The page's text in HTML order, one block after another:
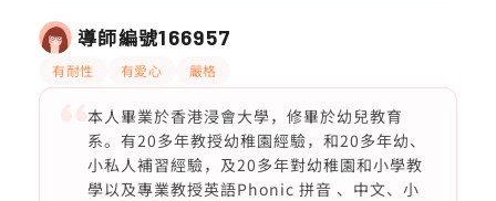
導師編號166957
有耐性 有愛心 嚴格
本人畢業於香港浸會大學，修畢於幼兒教育
系。有20多年教授幼稚園經驗，和20多年幼、
小私人補習經驗，及20多年對幼稚園和小學教
學以及專業教授英語Phonic 拼音 、中文、小